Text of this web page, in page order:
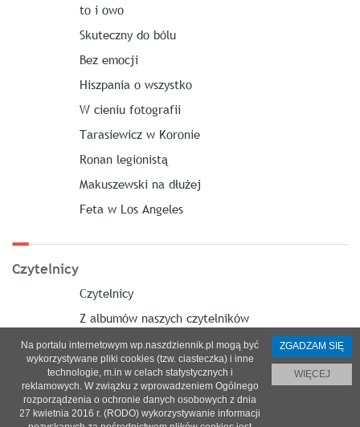
to i owo
Skuteczny do bólu
Bez emocji
Hiszpania o wszystko
W cieniu fotografii
Tarasiewicz w Koronie
Ronan legionistą
Makuszewski na dłużej
Feta w Los Angeles
Czytelnicy
Czytelnicy
Z albumów naszych czytelników
O nas| Reklama|Prenumerata|
© 2021 Copyright by SPES sp. z o.o.
Na portalu internetowym wp.naszdziennik.pl mogą być
wykorzystywane pliki cookies (tzw. ciasteczka) i inne
technologie, m.in w celach statystycznych i
reklamowych. W związku z wprowadzeniem Ogólnego
rozporządzenia o ochronie danych osobowych z dnia
27 kwietnia 2016 r. (RODO) wykorzystywanie informacji
ZGADZAM SIĘ
WIĘCEJ